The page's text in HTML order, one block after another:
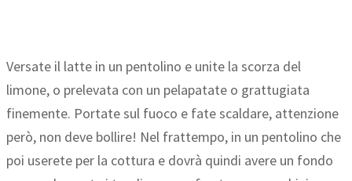
Versate il latte in un pentolino e unite la scorza del
limone, o prelevata con un pelapatate o grattugiata
finemente. Portate sul fuoco e fate scaldare, attenzione
però, non deve bollire! Nel frattempo, in un pentolino che
poi userete per la cottura e dovrà quindi avere un fondo